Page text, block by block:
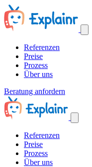
Referenzen
Preise
Prozess
Über uns
Beratung anfordern
Referenzen
Preise
Prozess
Über uns